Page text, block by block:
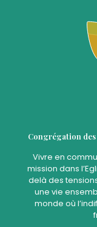
Congrégation des
Vivre en
mission dans
delà des
une vie
monde où